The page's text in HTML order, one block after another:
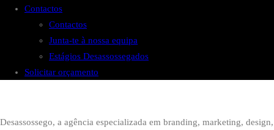
Contactos
Contactos
Junta-te à nossa equipa
Estágios Desassossegados
Solicitar orçamento
Desassossego, a agência especializada em branding, marketing, design,